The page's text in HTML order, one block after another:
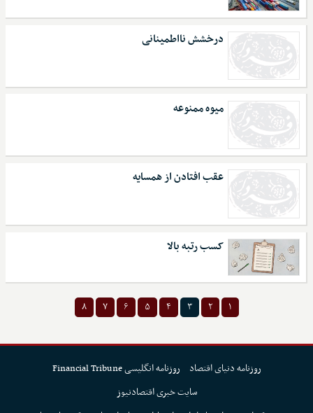
درخشش نااطمینانی
میوه ممنوعه
عقب افتادن از همسایه
کسب رتبه بالا
۱ ۲ ۳ ۴ ۵ ۶ ۷ ۸
روزنامه دنیای اقتصاد
روزنامه انگلیسی Financial Tribune
سایت خبری اقتصادنیوز